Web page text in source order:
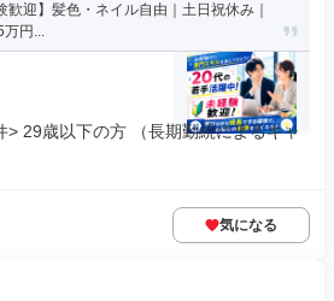
歓迎】髪色・ネイル自由｜土日祝休み｜
万円...
> 29歳以下の方 （長期勤続によるキャ
気になる